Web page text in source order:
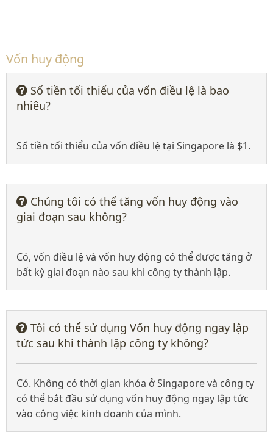
Vốn huy động
Số tiền tối thiểu của vốn điều lệ là bao
nhiêu?
Số tiền tối thiểu của vốn điều lệ tại Singapore là $1.
Chúng tôi có thể tăng vốn huy động vào
giai đoạn sau không?
Có, vốn điều lệ và vốn huy động có thể được tăng ở
bất kỳ giai đoạn nào sau khi công ty thành lập.
Tôi có thể sử dụng Vốn huy động ngay lập
tức sau khi thành lập công ty không?
Có. Không có thời gian khóa ở Singapore và công ty
có thể bắt đầu sử dụng vốn huy động ngay lập tức
vào công việc kinh doanh của mình.